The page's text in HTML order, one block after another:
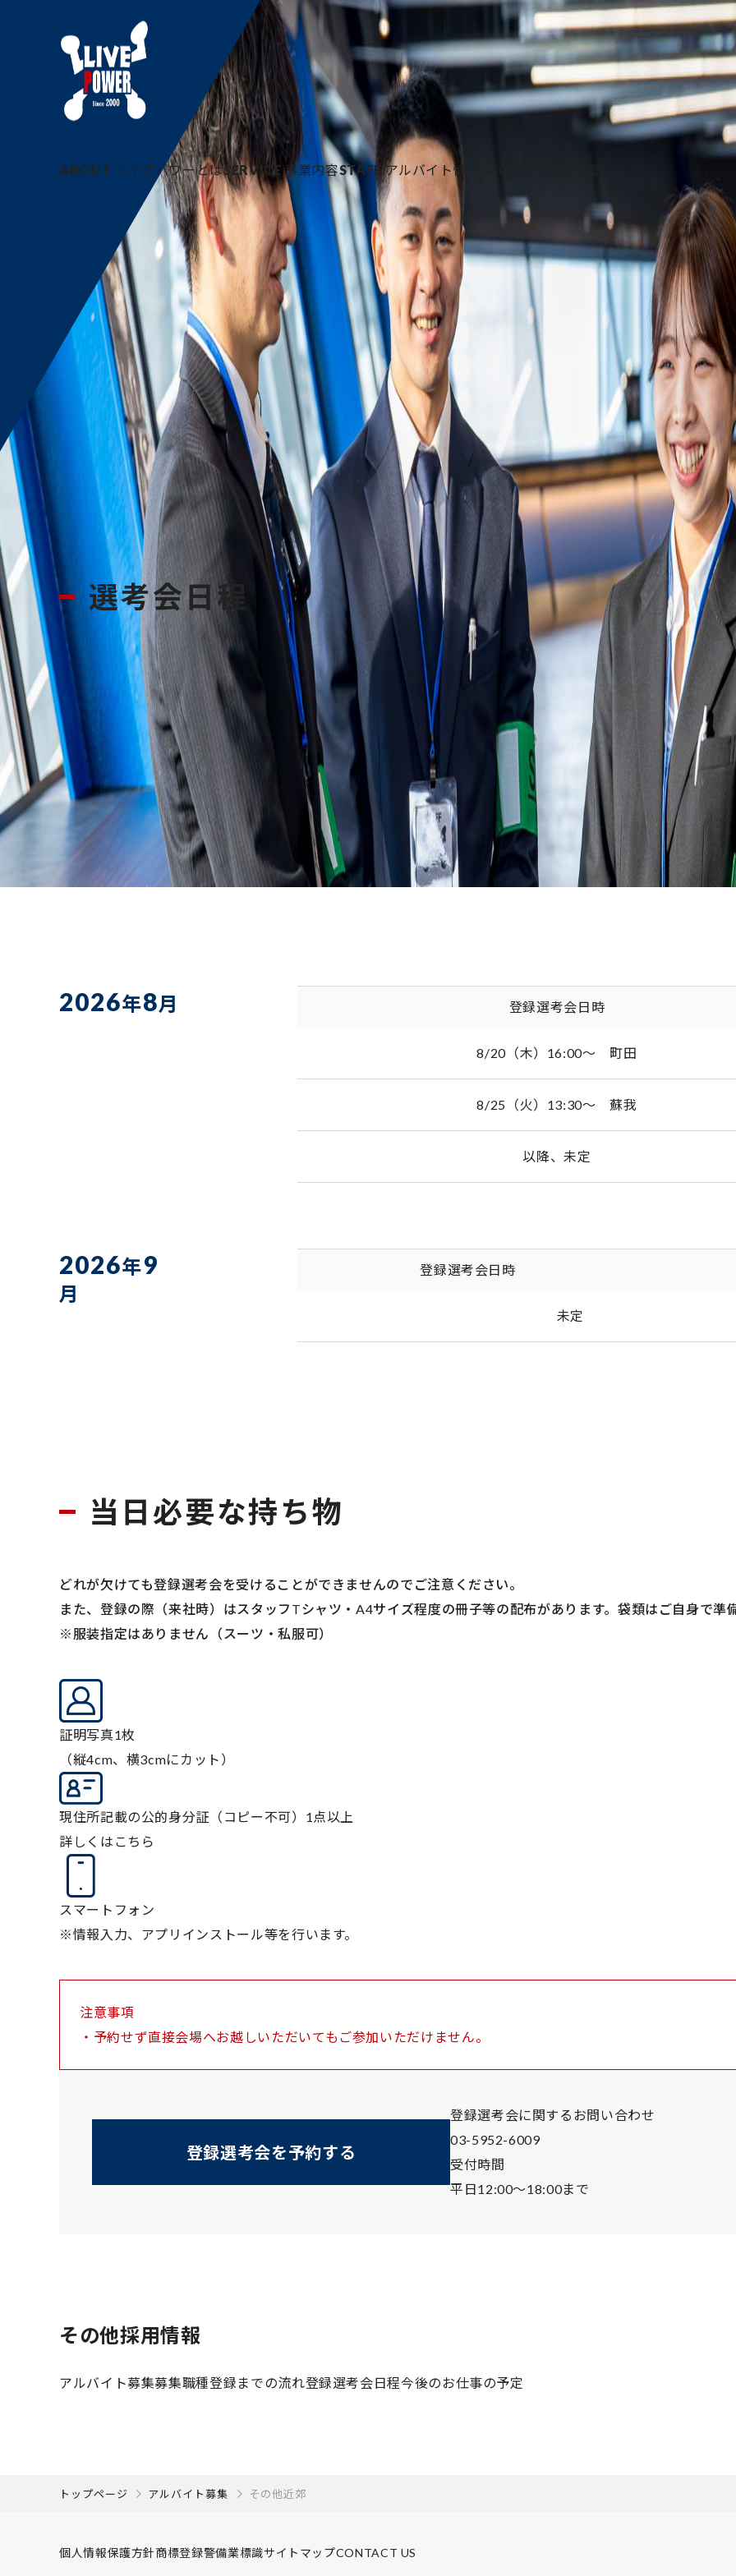
ABOUT ライブパワーとはSERVICE 事業内容STAFF アルバイト情報
OTHER その他近郊
選考会日程
※定員制です。必ず登録選考会日時を予約の上、来社ください。なお、応募者多数の場合は事前に履歴書による書類選考さ
※所要時間は記載時間～2時間を予定していますが、当日の参加人数・状況によって延長する事もあります。終了時間には余
※開始時間が12時より前の回は、前営業日の営業時間を過ぎてお申込みいただいた場合、ご予約できないことがあります。
予約未了のためお越し頂いても参加できません）
※会場記載がない場合はライブパワー社、会場記載がある場合は外部施設にて実施。いずれも記載駅・またはライブパワー社
※記載時間は『開始から終了(予定)』時間です。開始時間に間に合わない方のご予約は承りかねます。
※受付状況はあくまでも目安です。状況により変動する事もありますのでご了承ください。
○:受付中 / △▲:締切間近 / ✖: 締切 / 予定:受付開始前(予告なく変更する場合もあります) / TEL:電話にて確認く
2026年8月 登録選考会日時
8/20（木）16:00～ 町田
8/25（火）13:30～ 蘇我
以降、未定
2026年9
月
登録選考会日時
未定
当日必要な持ち物
どれが欠けても登録選考会を受けることができませんのでご注意ください。
また、登録の際（来社時）はスタッフTシャツ・A4サイズ程度の冊子等の配布があります。袋類はご自身で準
※服装指定はありません（スーツ・私服可）
証明写真1枚
（縦4cm、横3cmにカット）
現住所記載の公的身分証（コピー不可）1点以上
詳しくはこちら
スマートフォン
※情報入力、アプリインストール等を行います。
注意事項
・予約せず直接会場へお越しいただいてもご参加いただけません。
登録選考会を予約する
登録選考会に関するお問い合わせ
03-5952-6009
受付時間
平日12:00～18:00まで
その他採用情報
アルバイト募集募集職種登録までの流れ登録選考会日程今後のお仕事の予定
トップページ アルバイト募集 その他近郊
個人情報保護方針商標登録警備業標識サイトマップCONTACT US